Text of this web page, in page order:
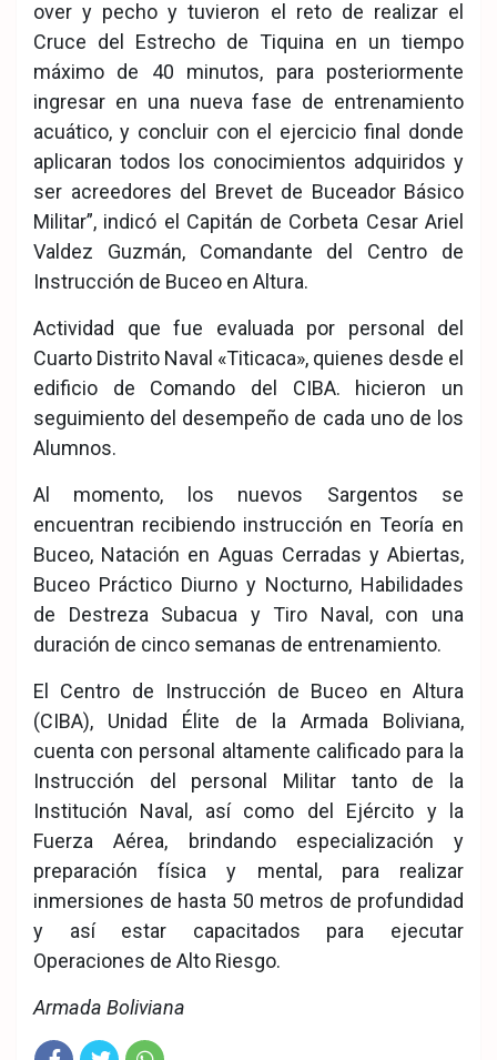
over y pecho y tuvieron el reto de realizar el
Cruce del Estrecho de Tiquina en un tiempo
máximo de 40 minutos, para posteriormente
ingresar en una nueva fase de entrenamiento
acuático, y concluir con el ejercicio final donde
aplicaran todos los conocimientos adquiridos y
ser acreedores del Brevet de Buceador Básico
Militar”, indicó el Capitán de Corbeta Cesar Ariel
Valdez Guzmán, Comandante del Centro de
Instrucción de Buceo en Altura.
Actividad que fue evaluada por personal del
Cuarto Distrito Naval «Titicaca», quienes desde el
edificio de Comando del CIBA. hicieron un
seguimiento del desempeño de cada uno de los
Alumnos.
Al momento, los nuevos Sargentos se
encuentran recibiendo instrucción en Teoría en
Buceo, Natación en Aguas Cerradas y Abiertas,
Buceo Práctico Diurno y Nocturno, Habilidades
de Destreza Subacua y Tiro Naval, con una
duración de cinco semanas de entrenamiento.
El Centro de Instrucción de Buceo en Altura
(CIBA), Unidad Élite de la Armada Boliviana,
cuenta con personal altamente calificado para la
Instrucción del personal Militar tanto de la
Institución Naval, así como del Ejército y la
Fuerza Aérea, brindando especialización y
preparación física y mental, para realizar
inmersiones de hasta 50 metros de profundidad
y así estar capacitados para ejecutar
Operaciones de Alto Riesgo.
Armada Boliviana